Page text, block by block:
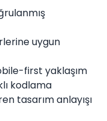
uygun
first yaklaşım
kodlama
tasarım anlayışı